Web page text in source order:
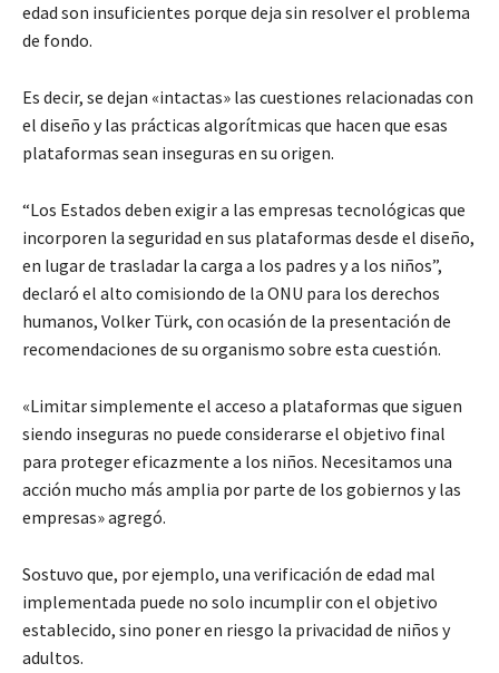
edad son insuficientes porque deja sin resolver el problema
de fondo.
Es decir, se dejan «intactas» las cuestiones relacionadas con
el diseño y las prácticas algorítmicas que hacen que esas
plataformas sean inseguras en su origen.
“Los Estados deben exigir a las empresas tecnológicas que
incorporen la seguridad en sus plataformas desde el diseño,
en lugar de trasladar la carga a los padres y a los niños”,
declaró el alto comisiondo de la ONU para los derechos
humanos, Volker Türk, con ocasión de la presentación de
recomendaciones de su organismo sobre esta cuestión.
«Limitar simplemente el acceso a plataformas que siguen
siendo inseguras no puede considerarse el objetivo final
para proteger eficazmente a los niños. Necesitamos una
acción mucho más amplia por parte de los gobiernos y las
empresas» agregó.
Sostuvo que, por ejemplo, una verificación de edad mal
implementada puede no solo incumplir con el objetivo
establecido, sino poner en riesgo la privacidad de niños y
adultos.